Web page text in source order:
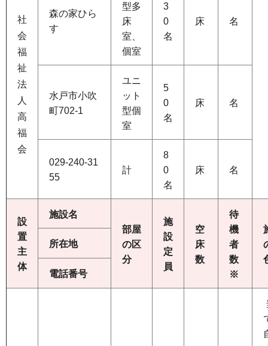
社
会
福
祉
法
人
高
福
会
森の家ひら
す
型多
床
室、
個室
3
0
名
床 名
水戸市小吹
町702-1
ユニ
ット
型個
室
5
0
名
床 名
029-240-31
55
計
8
0
名
床 名
設
置
主
体
施設名
部屋
の区
分
施
設
定
員
空
床
数
待
機
者
数
※
所在地
電話番号